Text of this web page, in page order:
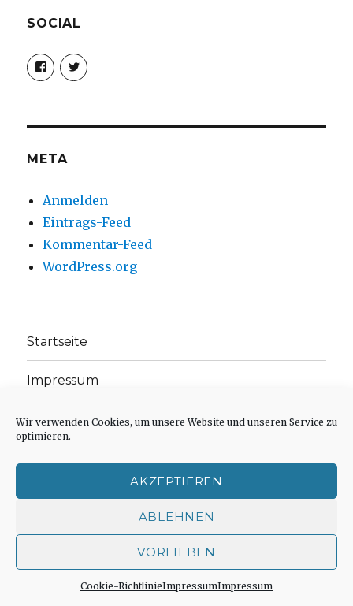
Wir verwenden Cookies, um unsere Website und unseren Service zu
optimieren.
AKZEPTIEREN
ABLEHNEN
VORLIEBEN
Cookie-RichtlinieImpressumImpressum
SOCIAL
Profil
von
christoph.fleischer1
anzeigen
Profil
von
anzeigen
META
Anmelden
Eintrags-Feed
Kommentar-Feed
WordPress.org
Startseite
Impressum
Weitere Veröffentlichungen in Büchern oder
Zeitschriften
Einleitungstext: Fragen zur inhaltlichen
Position der Homepage und zum Begriff des
Einladung zur Mitarbeit: Rezensionen,